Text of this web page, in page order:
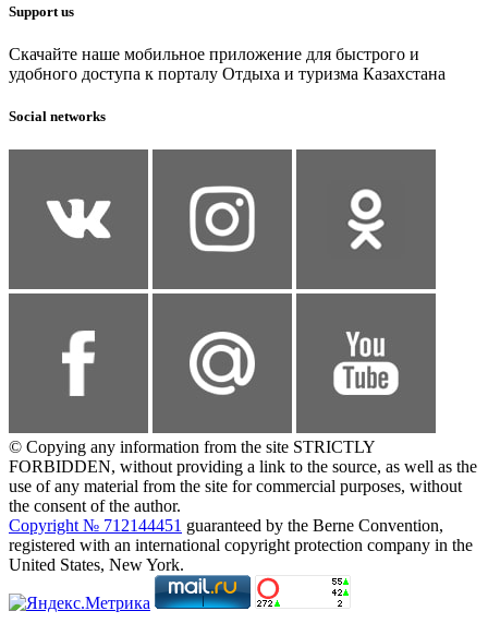
Support us
Скачайте наше мобильное приложение для быстрого и
удобного доступа к порталу Отдыха и туризма Казахстана
Social networks
© Copying any information from the site STRICTLY
FORBIDDEN, without providing a link to the source, as well as the
use of any material from the site for commercial purposes, without
the consent of the author.
Copyright № 712144451 guaranteed by the Berne Convention,
registered with an international copyright protection company in the
United States, New York.